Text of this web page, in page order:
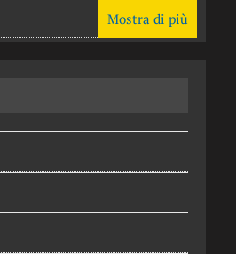
Mostra di più